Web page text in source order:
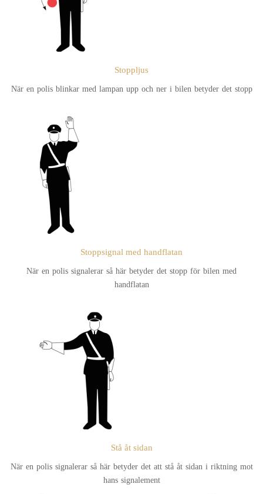
Stoppljus
När en polis blinkar med lampan upp och ner i bilen betyder det stopp
Stoppsignal med handflatan
När en polis signalerar så här betyder det stopp för bilen med
handflatan
Stå åt sidan
När en polis signalerar så här betyder det att stå åt sidan i riktning mot
hans signalement